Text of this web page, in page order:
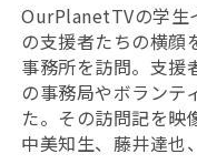
OurPlanetTVの学生
の支援者たちの横顔
事務所を訪問。支援
の事務局やボランテ
た。その訪問記を映
中美知生、藤井達也